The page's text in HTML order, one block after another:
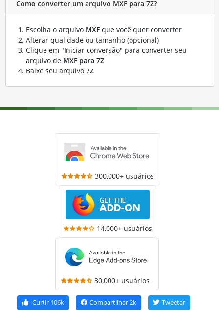
Como converter um arquivo MXF para 7Z?
Escolha o arquivo MXFque você quer converter
Alterar qualidade ou tamanho (opcional)
Clique em "Iniciar conversão" para converter seu
arquivo de MXF para 7Z
Baixe seu arquivo 7Z
300,000+ usuários
14,000+ usuários
30,000+ usuários
Curtir 106k Compartilhar2k Tweetar